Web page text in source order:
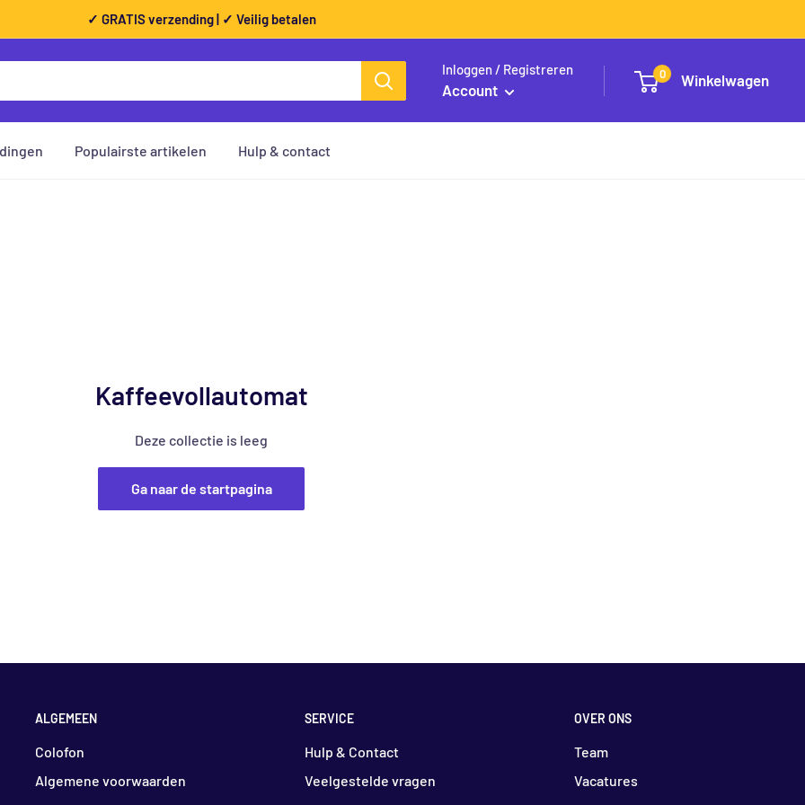
✓ GRATIS verzending | ✓ Veilig betalen
Inloggen / Registreren
Account
0 Winkelwagen
Populairste artikelen Hulp & contact
Kaffeevollautomat
Deze collectie is leeg
Ga naar de startpagina
ALGEMEEN
Colofon
Algemene voorwaarden
SERVICE
Hulp & Contact
Veelgestelde vragen
OVER ONS
Team
Vacatures